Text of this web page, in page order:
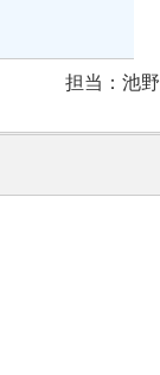
担当：池野